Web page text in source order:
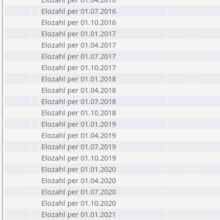
Elozahl per 01.07.2016
Elozahl per 01.10.2016
Elozahl per 01.01.2017
Elozahl per 01.04.2017
Elozahl per 01.07.2017
Elozahl per 01.10.2017
Elozahl per 01.01.2018
Elozahl per 01.04.2018
Elozahl per 01.07.2018
Elozahl per 01.10.2018
Elozahl per 01.01.2019
Elozahl per 01.04.2019
Elozahl per 01.07.2019
Elozahl per 01.10.2019
Elozahl per 01.01.2020
Elozahl per 01.04.2020
Elozahl per 01.07.2020
Elozahl per 01.10.2020
Elozahl per 01.01.2021